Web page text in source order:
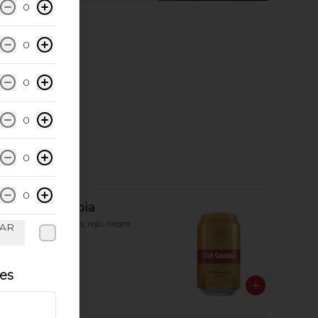
Club Colombia
Elige sabor: Dorada, rojo, negra
0
0
0
0
0
0